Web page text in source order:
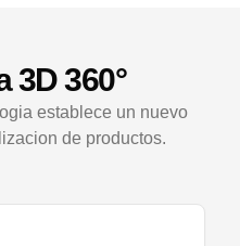
3D 360°
establece un nuevo
de productos.